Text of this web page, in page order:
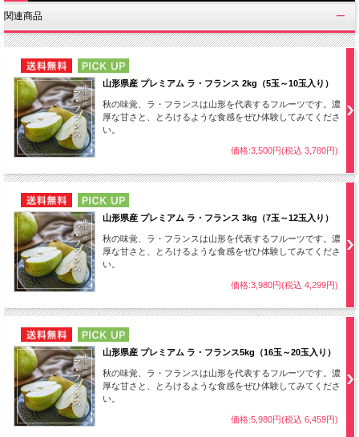
関連商品
NEW
山形県産 プレミアム ラ・フランス 2kg（5玉～10玉入り）
秋の味覚、ラ・フランスは山形を代表するフルーツです。濃
厚な甘さと、とろけるような食感をぜひ体験してみてくださ
い。
価格:3,500円(税込 3,780円)
NEW
山形県産 プレミアム ラ・フランス 3kg（7玉～12玉入り）
秋の味覚、ラ・フランスは山形を代表するフルーツです。濃
厚な甘さと、とろけるような食感をぜひ体験してみてくださ
い。
価格:3,980円(税込 4,299円)
NEW
山形県産 プレミアム ラ・フランス5kg（16玉～20玉入り）
秋の味覚、ラ・フランスは山形を代表するフルーツです。濃
厚な甘さと、とろけるような食感をぜひ体験してみてくださ
い。
価格:5,980円(税込 6,459円)